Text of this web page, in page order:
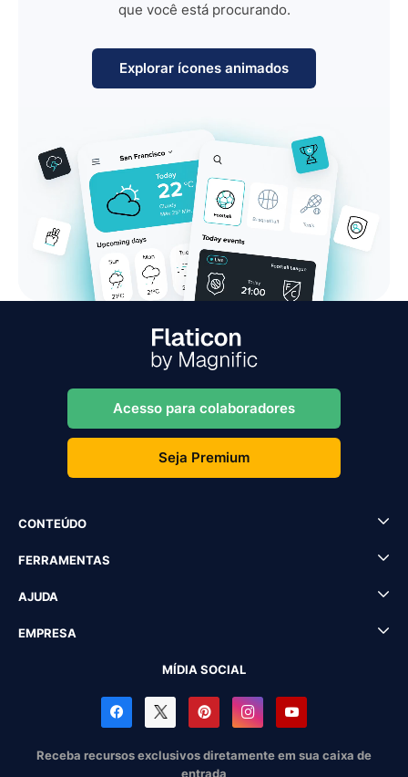
que você está procurando.
Explorar ícones animados
Acesso para colaboradores
Seja Premium
CONTEÚDO
FERRAMENTAS
AJUDA
EMPRESA
MÍDIA SOCIAL
Receba recursos exclusivos diretamente em sua caixa de
entrada